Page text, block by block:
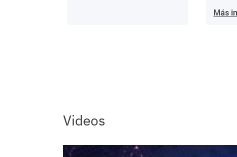
Más
Videos
Video file